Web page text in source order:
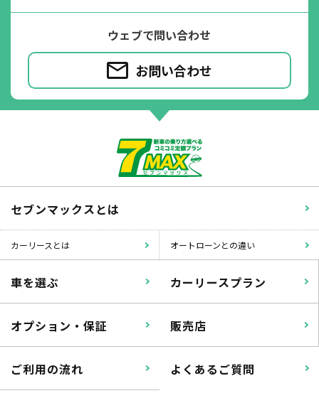
ウェブで問い合わせ
お問い合わせ
セブンマックスとは
カーリースとは オートローンとの違い
車を選ぶ カーリースプラン
オプション・保証 販売店
ご利用の流れ よくあるご質問